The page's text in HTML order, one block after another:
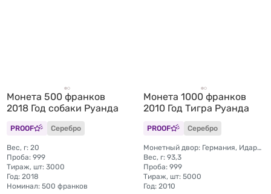
Монета 500 франков
2018 Год собаки Руанда
PROOF Серебро
Вес, г: 20
Проба: 999
Тираж, шт: 3000
Год: 2018
Номинал: 500 франков
Монета 1000 франков
2010 Год Тигра Руанда
PROOF Серебро
Монетный двор: Германия, Идар-Оберштайн
Вес, г: 93,3
Проба: 999
Тираж, шт: 5000
Год: 2010